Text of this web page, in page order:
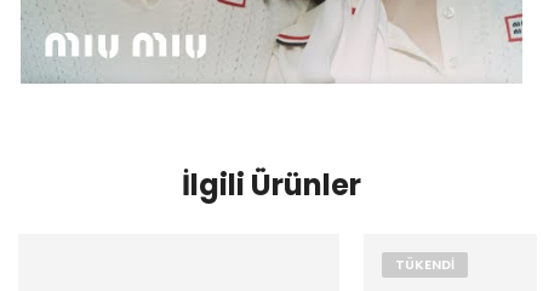
İlgili Ürünler
TÜKENDI